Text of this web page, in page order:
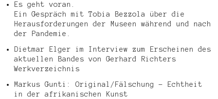
Es geht voran.
Ein Gespräch mit Tobia Bezzola über die
Herausforderungen der Museen während und nach
der Pandemie.
Dietmar Elger im Interview zum Erscheinen des
aktuellen Bandes von Gerhard Richters
Werkverzeichnis
Markus Gunti: Original/Fälschung – Echtheit
in der afrikanischen Kunst